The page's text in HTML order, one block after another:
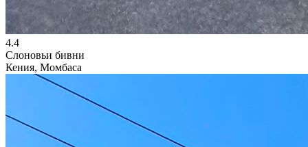
4.4
Слоновьи бивни
Кения, Момбаса